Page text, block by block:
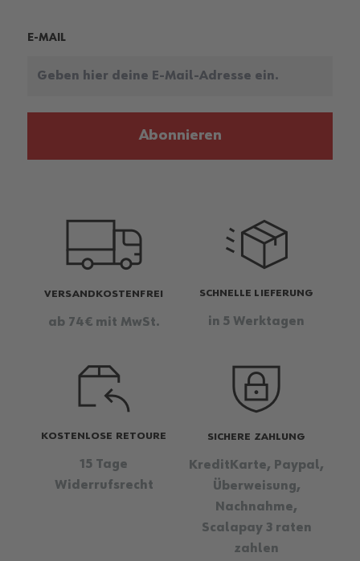
E-MAIL
Abonnieren
VERSANDKOSTENFREI
ab 74€ mit MwSt.
SCHNELLE LIEFERUNG
in 5 Werktagen
KOSTENLOSE RETOURE
15 Tage
Widerrufsrecht
SICHERE ZAHLUNG
KreditKarte, Paypal,
Überweisung,
Nachnahme,
Scalapay 3 raten
zahlen